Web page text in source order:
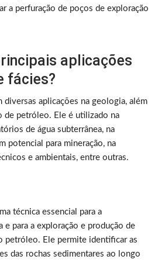
a perfuração de poços de exploração
aplicações
fácies?
aplicações na geologia, além
de petróleo. Ele é utilizado na
de água subterrânea, na
potencial para mineração, na
e ambientais, entre outras.
técnica essencial para a
e para a exploração e produção de
petróleo. Ele permite identificar as
das rochas sedimentares ao longo